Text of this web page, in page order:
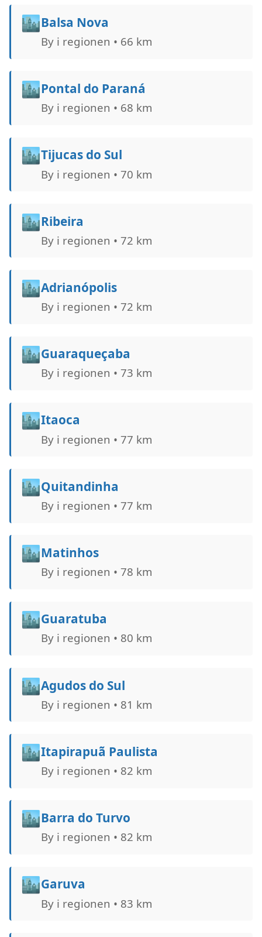
🏙️Balsa Nova
By i regionen • 66 km
🏙️Pontal do Paraná
By i regionen • 68 km
🏙️Tijucas do Sul
By i regionen • 70 km
🏙️Ribeira
By i regionen • 72 km
🏙️Adrianópolis
By i regionen • 72 km
🏙️Guaraqueçaba
By i regionen • 73 km
🏙️Itaoca
By i regionen • 77 km
🏙️Quitandinha
By i regionen • 77 km
🏙️Matinhos
By i regionen • 78 km
🏙️Guaratuba
By i regionen • 80 km
🏙️Agudos do Sul
By i regionen • 81 km
🏙️Itapirapuã Paulista
By i regionen • 82 km
🏙️Barra do Turvo
By i regionen • 82 km
🏙️Garuva
By i regionen • 83 km